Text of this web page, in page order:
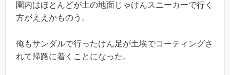
園内はほとんどが土の地面じゃけんスニーカーで行く
方がええかものう。
俺もサンダルで行ったけん足が土埃でコーティングさ
れて帰路に着くことになった。